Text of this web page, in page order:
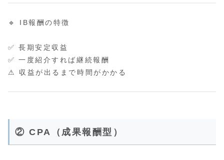
🔹 IB報酬の特徴
✅ 長期安定収益
✅ 一度紹介すれば継続報酬
⚠ 収益が出るまで時間がかかる
② CPA（成果報酬型）